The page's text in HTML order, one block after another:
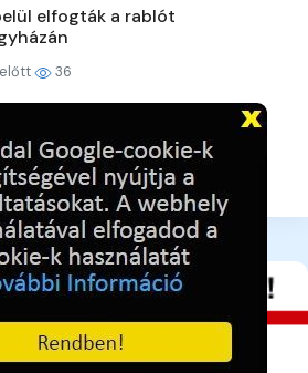
elfogták a rablót
36
39